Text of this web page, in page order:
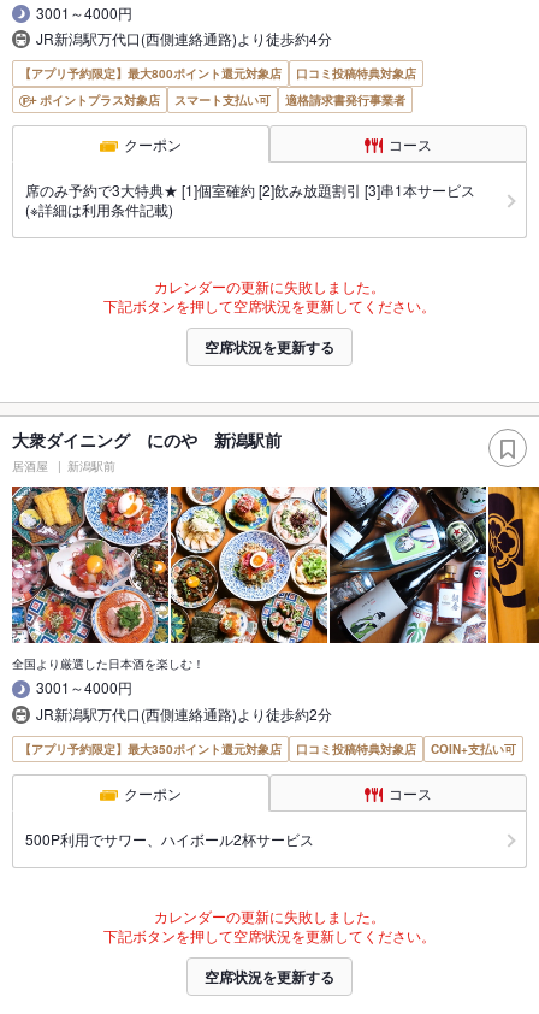
3001～4000円
JR新潟駅万代口(西側連絡通路)より徒歩約4分
【アプリ予約限定】最大800ポイント還元対象店
口コミ投稿特典対象店
ポイントプラス対象店
スマート支払い可 適格請求書発行事業者
クーポン コース
席のみ予約で3大特典★ [1]個室確約 [2]飲み放題割引 [3]串1本サービス
(※詳細は利用条件記載)
カレンダーの更新に失敗しました。
下記ボタンを押して空席状況を更新してください。
空席状況を更新する
大衆ダイニング にのや 新潟駅前
居酒屋 新潟駅前
全国より厳選した日本酒を楽しむ！
3001～4000円
JR新潟駅万代口(西側連絡通路)より徒歩約2分
【アプリ予約限定】最大350ポイント還元対象店 口コミ投稿特典対象店 COIN+支払い可
クーポン コース
500P利用でサワー、ハイボール2杯サービス
カレンダーの更新に失敗しました。
下記ボタンを押して空席状況を更新してください。
空席状況を更新する